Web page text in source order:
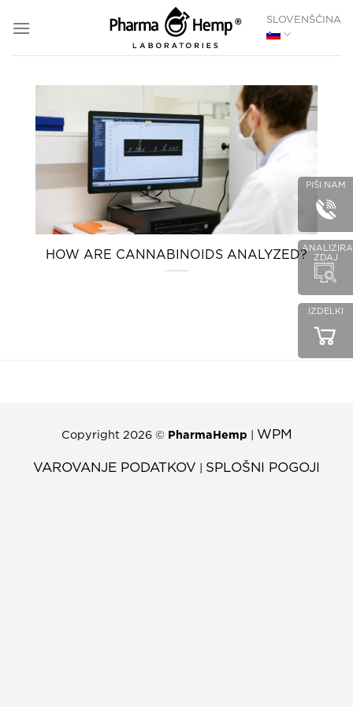
NA
VSEBINO
SLOVENŠČINA
HOW ARE CANNABINOIDS ANALYZED?
PIŠI NAM
ZDAJ
IZDELKI
Copyright 2026 © PharmaHemp WPM
VAROVANJE PODATKOV SPLOŠNI POGOJI